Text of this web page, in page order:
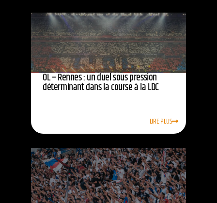
OL – Rennes : un duel sous pression
déterminant dans la course à la LDC
LIRE PLUS